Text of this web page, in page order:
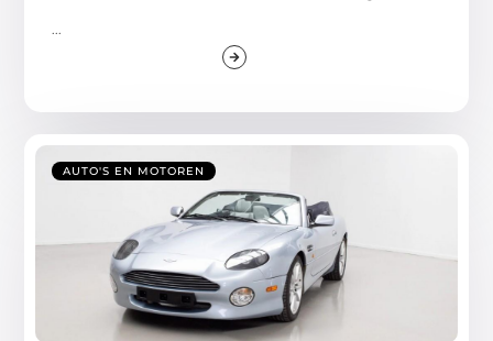
AUTO'S EN MOTOREN